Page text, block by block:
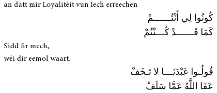
an datt mir Loyalitéit vun Iech erreechen
كُونُوا لِي أَنْتُــــــمْ
كَمَا قَــــــدْ كُـــنْتُمْ
Sidd fir mech,
wéi dir eemol waart.
قُولُـوا عَبْدَنَـــا لا تَـخَفْ
عَفَا اللَّهُ عَمَّا سَلَفْ